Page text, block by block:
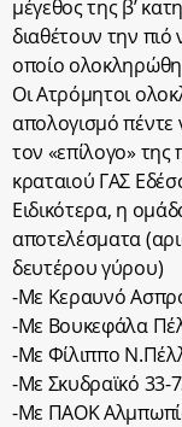
μέγεθος της β’
διαθέτουν την
οποίο
Οι Ατρόμητοι
απολογισμό πέντε
τον «επίλογο» της
κραταιού ΓΑΣ
Ειδικότερα, η
αποτελέσματα
δευτέρου γύρου)
-Με Κεραυνό
-Με Βουκεφάλα
-Με Φίλιππο
-Με Σκυδραϊκό 33-
-Με ΠΑΟΚ